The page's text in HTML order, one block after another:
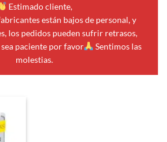
Estimado cliente,
están bajos de personal, y
los pedidos pueden sufrir retrasos,
paciente por favor
Sentimos las
molestias.